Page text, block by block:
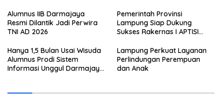
Haru
Alumnus IIB Darmajaya
Resmi Dilantik Jadi Perwira
TNI AD 2026
Pemerintah Provinsi
Lampung Siap Dukung
Sukses Rakernas I APTISI
Hanya 1,5 Bulan Usai Wisuda
Alumnus Prodi Sistem
Informasi Unggul Darmajaya
Lampung Perkuat Layanan
Perlindungan Perempuan
dan Anak